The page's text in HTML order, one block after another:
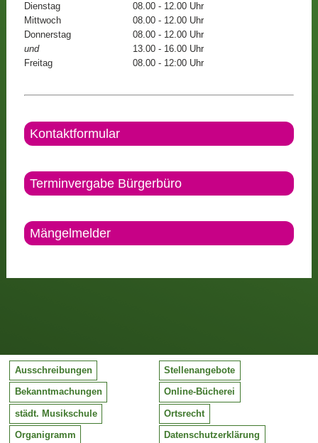
Dienstag
08.00 - 12.00 Uhr
Mittwoch
08.00 - 12.00 Uhr
Donnerstag
08.00 - 12.00 Uhr
und
13.00 - 16.00 Uhr
Freitag
08.00 - 12:00 Uhr
Kontaktformular
Terminvergabe Bürgerbüro
Mängelmelder
Ausschreibungen Stellenangebote
Bekanntmachungen Online-Bücherei
städt. Musikschule Ortsrecht
Organigramm Datenschutzerklärung